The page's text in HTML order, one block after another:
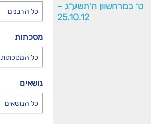
ט׳ במרחשוון ה׳תשע״ג –
25.10.12
כל הרבנים
מסכתות
כל המסכתות
נושאים
כל הנושאים